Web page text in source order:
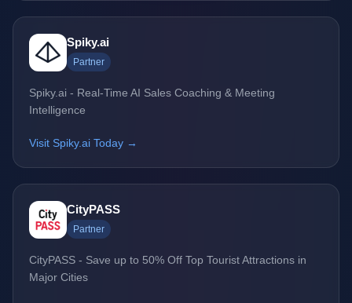
Spiky.ai
Partner
Spiky.ai - Real-Time AI Sales Coaching & Meeting
Intelligence
Visit Spiky.ai Today →
CityPASS
Partner
CityPASS - Save up to 50% Off Top Tourist Attractions in
Major Cities